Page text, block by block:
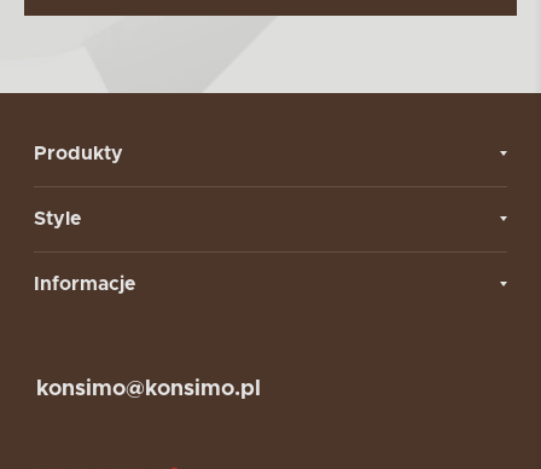
Produkty
Style
Informacje
konsimo@konsimo.pl